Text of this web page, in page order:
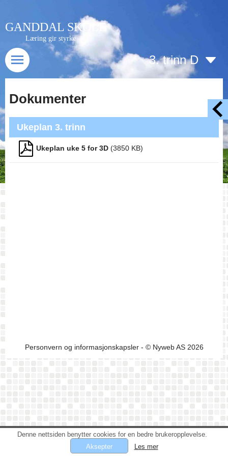
GANDDAL SKOLE
Læring gir styrke
3. trinn D
Dokumenter
Ukeplan 3. trinn
Ukeplan uke 5 for 3D (3850 KB)
Personvern og informasjonskapsler- © Nyweb AS 2026
Denne nettsiden benytter cookies for en bedre brukeropplevelse.
Les mer